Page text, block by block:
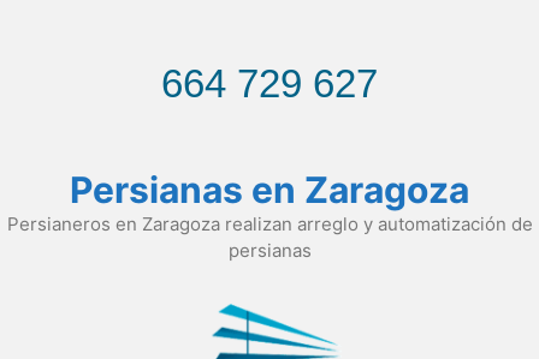
664 729 627
Persianas en Zaragoza
Persianeros en Zaragoza realizan arreglo y automatización de
persianas